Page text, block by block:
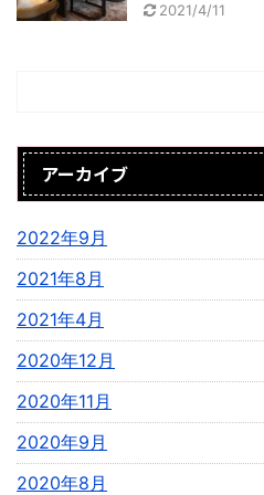
2021/4/11
アーカイブ
2022年9月
2021年8月
2021年4月
2020年12月
2020年11月
2020年9月
2020年8月